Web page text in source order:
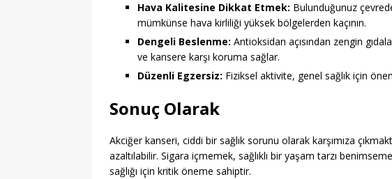
Hava Kalitesine Dikkat Etmek: Bulunduğunuz
mümkünse hava kirliliği yüksek bölgelerden kaçının.
Dengeli Beslenme: Antioksidan açısından zengin
ve kansere karşı koruma sağlar.
Düzenli Egzersiz: Fiziksel aktivite, genel sağlık için
Sonuç Olarak
Akciğer kanseri, ciddi bir sağlık sorunu olarak karşımıza
azaltılabilir. Sigara içmemek, sağlıklı bir yaşam tarzı
sağlığı için kritik öneme sahiptir.